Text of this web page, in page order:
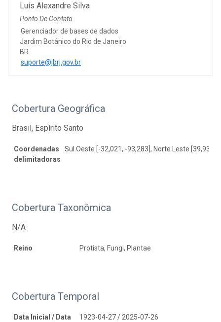
Luís Alexandre Silva
Ponto De Contato
Gerenciador de bases de dados
Jardim Botânico do Rio de Janeiro
BR
suporte@jbrj.gov.br
Cobertura Geográfica
Brasil, Espírito Santo
Coordenadas
delimitadoras
Sul Oeste [-32,021, -93,283], Norte Leste [39,937,
Cobertura Taxonômica
N/A
Reino Protista, Fungi, Plantae
Cobertura Temporal
Data Inicial / Data
1923-04-27 / 2025-07-26